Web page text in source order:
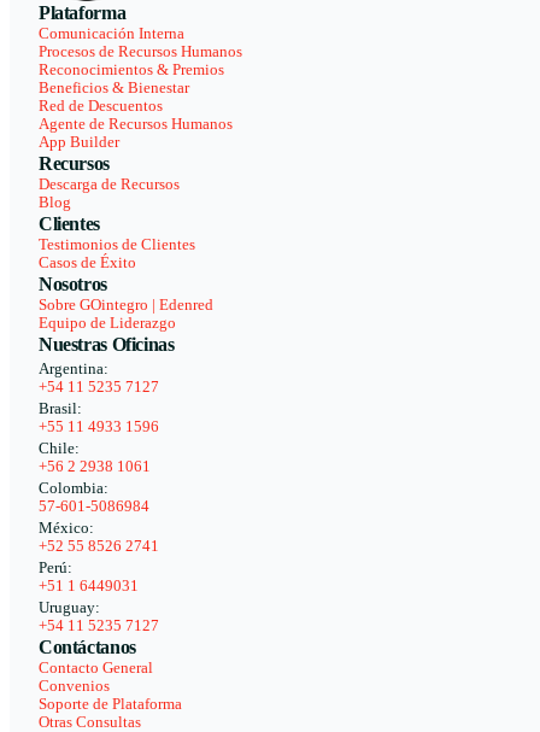
Plataforma
Comunicación Interna
Procesos de Recursos Humanos
Reconocimientos & Premios
Beneficios & Bienestar
Red de Descuentos
Agente de Recursos Humanos
App Builder
Recursos
Descarga de Recursos
Blog
Clientes
Testimonios de Clientes
Casos de Éxito
Nosotros
Sobre GOintegro | Edenred
Equipo de Liderazgo
Nuestras Oficinas
Argentina:
+54 11 5235 7127
Brasil:
+55 11 4933 1596
Chile:
+56 2 2938 1061
Colombia:
57-601-5086984
México:
+52 55 8526 2741
Perú:
+51 1 6449031
Uruguay:
+54 11 5235 7127
Contáctanos
Contacto General
Convenios
Soporte de Plataforma
Otras Consultas